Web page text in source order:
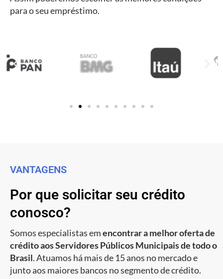
para o seu empréstimo.
VANTAGENS
Por que solicitar seu crédito
conosco?
Somos especialistas emencontrar a melhor oferta de
crédito aos Servidores Públicos Municipais de todo o
Brasil. Atuamos há mais de 15 anos no mercado e
junto aos maiores bancos no segmento de crédito.